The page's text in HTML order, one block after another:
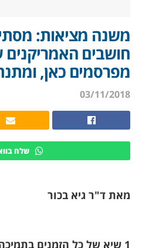
משנה מציאות:
חושבים האמריקנים
מפרסמים כאן,
03/11/2018
שלח
מאת ד"ר גיא בכור
1 שיא של כל הזמנים